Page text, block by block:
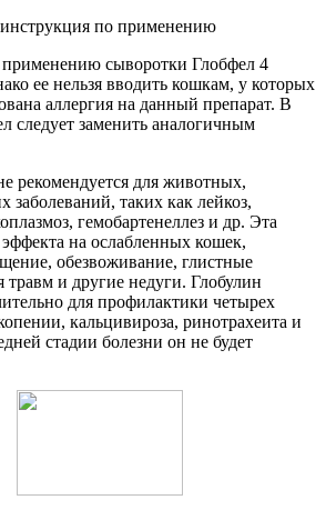
по применению
сыворотки Глобфел 4
ее нельзя вводить кошкам, у которых
аллергия на данный препарат. В
следует заменить аналогичным
рекомендуется для животных,
заболеваний, таких как лейкоз,
гемобартенеллез и др. Эта
на ослабленных кошек,
обезвоживание, глистные
травм и другие недуги. Глобулин
для профилактики четырех
кальцивироза, ринотрахеита и
стадии болезни он не будет